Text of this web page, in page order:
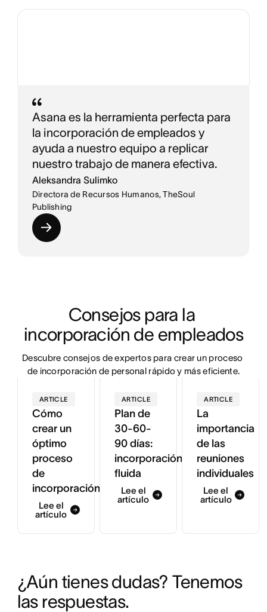
Asana es la herramienta perfecta para
la incorporación de empleados y
ayuda a nuestro equipo a replicar
nuestro trabajo de manera efectiva.
Aleksandra Sulimko
Directora de Recursos Humanos, TheSoul
Publishing
Consejos para la
incorporación de empleados
Descubre consejos de expertos para crear un proceso
de incorporación de personal rápido y más eficiente.
ARTICLE
Cómo
crear un
óptimo
proceso
de
incorporación
Lee el
artículo
ARTICLE
Plan de
30-60-
90 días:
incorporación
fluida
Lee el
artículo
ARTICLE
La
importancia
de las
reuniones
individuales
Lee el
artículo
¿Aún tienes dudas? Tenemos
las respuestas.